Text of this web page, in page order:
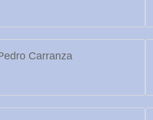
Carranza